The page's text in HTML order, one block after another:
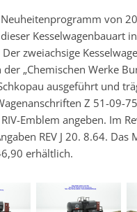
von
Kesselwagenbauart
zweiachsige
„Chemischen Werke
ausgeführt und
Z 51-09-
Emblem angeben. Im
REV J 20. 8.64. Das
erhältlich.